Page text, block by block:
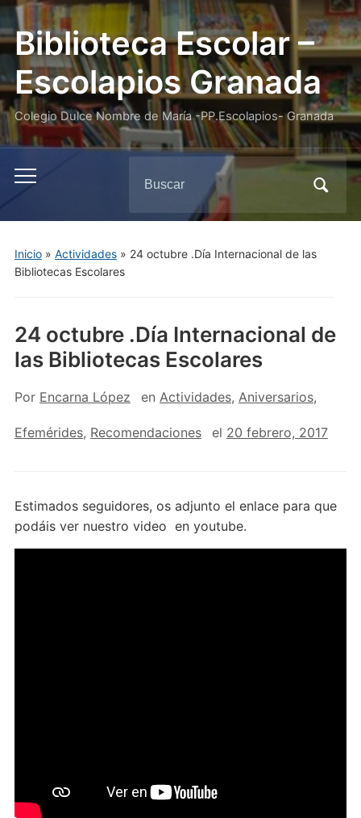
Biblioteca Escolar –
Escolapios Granada
Colegio Dulce Nombre de María -PP.Escolapios- Granada
Alternar
menú
móvil
Inicio» Actividades» 24 octubre .Día Internacional de las
Bibliotecas Escolares
24 octubre .Día Internacional de
las Bibliotecas Escolares
Por Encarna López en Actividades, Aniversarios,
Efemérides, Recomendaciones el 20 febrero, 2017
Estimados seguidores, os adjunto el enlace para que
podáis ver nuestro video en youtube.